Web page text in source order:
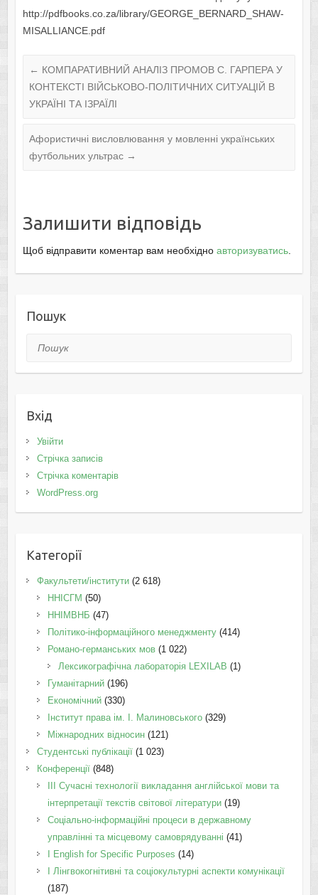
http://pdfbooks.co.za/library/GEORGE_BERNARD_SHAW-
MISALLIANCE.pdf
← КОМПАРАТИВНИЙ АНАЛІЗ ПРОМОВ С. ГАРПЕРА У
КОНТЕКСТІ ВІЙСЬКОВО-ПОЛІТИЧНИХ СИТУАЦІЙ В
УКРАЇНІ ТА ІЗРАЇЛІ
Афористичні висловлювання у мовленні українських
футбольних ультрас →
Залишити відповідь
Щоб відправити коментар вам необхідно авторизуватись.
Пошук
Пошук
Вхід
Увійти
Стрічка записів
Стрічка коментарів
WordPress.org
Категорії
Факультети/інститути(2 618)
ННІСГМ (50)
ННІМВНБ (47)
Політико-інформаційного менеджменту(414)
Романо-германських мов(1 022)
Лексикографічна лабораторія LEXILAB (1)
Гуманітарний(196)
Економічний(330)
Інститут права ім. І. Малиновського(329)
Міжнародних відносин(121)
Студентські публікації(1 023)
Конференції(848)
III Сучасні технології викладання англійської мови та
інтерпретації текстів світової літератури(19)
Соціально-інформаційні процеси в державному
управлінні та місцевому самоврядуванні (41)
І English for Specific Purposes (14)
I Лінгвокогнітивні та соціокультурні аспекти комунікації
(187)